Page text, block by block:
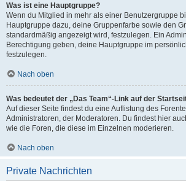
Was ist eine Hauptgruppe?
Wenn du Mitglied in mehr als einer Benutzergruppe
Hauptgruppe dazu, deine Gruppenfarbe sowie den
standardmäßig angezeigt wird, festzulegen. Ein
Berechtigung geben, deine Hauptgruppe im
festzulegen.
Nach oben
Was bedeutet der „Das Team“-Link auf der
Auf dieser Seite findest du eine Auflistung des
Administratoren, der Moderatoren. Du findest hier
wie die Foren, die diese im Einzelnen moderieren.
Nach oben
Private Nachrichten